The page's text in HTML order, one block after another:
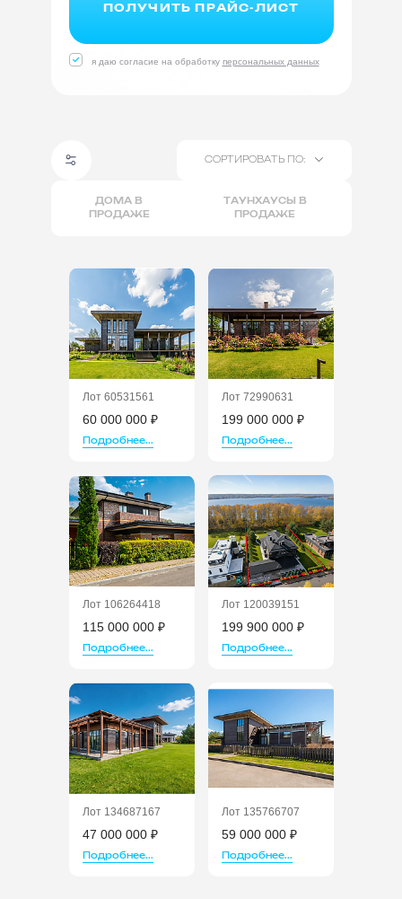
ПОЛУЧИТЬ ПРАЙС-ЛИСТ
я даю согласие на обработку персональных данных
СОРТИРОВАТЬ ПО:
ДОМА В
ПРОДАЖЕ
ТАУНХАУСЫ В
ПРОДАЖЕ
Лот 60531561
60 000 000 ₽
Подробнее...
Лот 72990631
199 000 000 ₽
Подробнее...
Лот 106264418
115 000 000 ₽
Подробнее...
Лот 120039151
199 900 000 ₽
Подробнее...
Лот 134687167
47 000 000 ₽
Подробнее...
Лот 135766707
59 000 000 ₽
Подробнее...